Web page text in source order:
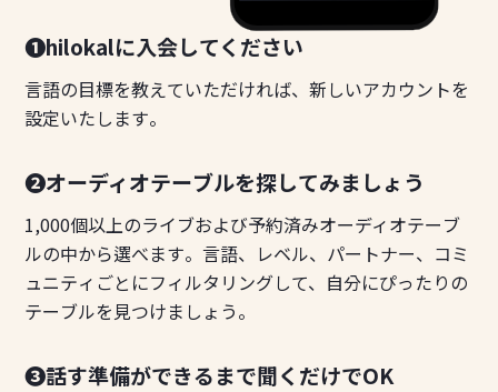
❶hilokalに入会してください
言語の目標を教えていただければ、新しいアカウントを
設定いたします。
❷オーディオテーブルを探してみましょう
1,000個以上のライブおよび予約済みオーディオテーブ
ルの中から選べます。言語、レベル、パートナー、コミ
ュニティごとにフィルタリングして、自分にぴったりの
テーブルを見つけましょう。
❸話す準備ができるまで聞くだけでOK